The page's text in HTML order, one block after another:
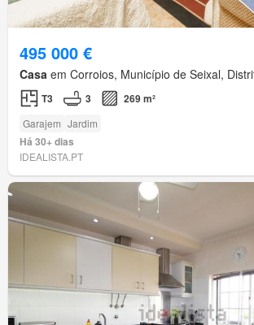
495 000 €
Casa em Corroios, Município de Seixal,
T3 3 269 m²
Garajem Jardim
Há 30+ dias
IDEALISTA.PT